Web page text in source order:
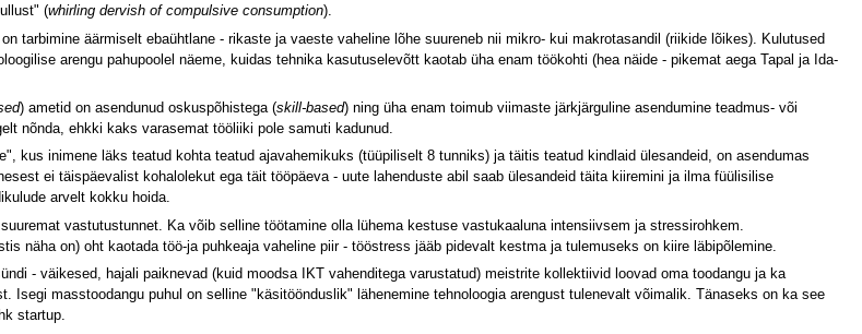
(whirling dervish of compulsive consumption).
tarbimine äärmiselt ebaühtlane - rikaste ja vaeste vaheline lõhe suureneb nii mikro- kui makrotasandil (riikide lõikes). Kulutused
arengu pahupoolel näeme, kuidas tehnika kasutuselevõtt kaotab üha enam töökohti (hea näide - pikemat aega Tapal ja Ida-
) ametid on asendunud oskuspõhistega (skill-based) ning üha enam toimub viimaste järkjärguline asendumine teadmus- või
nõnda, ehkki kaks varasemat tööliiki pole samuti kadunud.
kus inimene läks teatud kohta teatud ajavahemikuks (tüüpiliselt 8 tunniks) ja täitis teatud kindlaid ülesandeid, on asendumas
ei täispäevalist kohalolekut ega täit tööpäeva - uute lahenduste abil saab ülesandeid täita kiiremini ja ilma füülisilise
arvelt kokku hoida.
vastutustunnet. Ka võib selline töötamine olla lühema kestuse vastukaaluna intensiivsem ja stressirohkem.
näha on) oht kaotada töö-ja puhkeaja vaheline piir - tööstress jääb pidevalt kestma ja tulemuseks on kiire läbipõlemine.
- väikesed, hajali paiknevad (kuid moodsa IKT vahenditega varustatud) meistrite kollektiivid loovad oma toodangu ja ka
Isegi masstoodangu puhul on selline "käsitöönduslik" lähenemine tehnoloogia arengust tulenevalt võimalik. Tänaseks on ka see
startup.